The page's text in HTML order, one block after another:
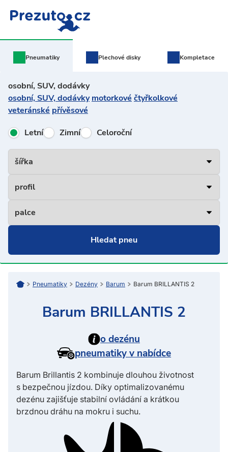
Pneumatiky Plechovédisky Kompletace
osobní, SUV, dodávky
osobní, SUV, dodávky motorkové čtyřkolkové
veteránské přívěsové
Letní
Zimní Celoroční
pneumatiky dezény Barum Barum BRILLANTIS 2
Barum BRILLANTIS 2
o dezénu
pneumatiky v nabídce
Barum Brillantis 2 kombinuje dlouhou životnost
s bezpečnou jízdou. Díky optimalizovanému
dezénu zajišťuje stabilní ovládání a krátkou
brzdnou dráhu na mokru i suchu.